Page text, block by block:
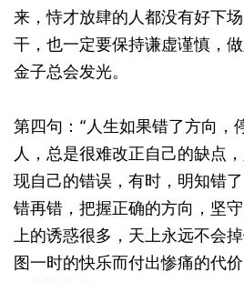
来，恃才放肆的人都没有好下
干，也一定要保持谦虚谨慎，
金子总会发光。
第四句：“人生如果错了方向，
人，总是很难改正自己的缺点
现自己的错误，有时，明知错
错再错，把握正确的方向，坚
上的诱惑很多，天上永远不会
图一时的快乐而付出惨痛的代